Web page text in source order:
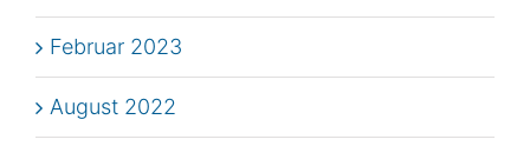
Februar 2023
August 2022